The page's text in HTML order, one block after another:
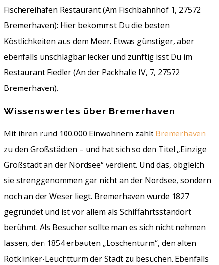
Fischereihafen Restaurant (Am Fischbahnhof 1, 27572
Bremerhaven): Hier bekommst Du die besten
Köstlichkeiten aus dem Meer. Etwas günstiger, aber
ebenfalls unschlagbar lecker und zünftig isst Du im
Restaurant Fiedler (An der Packhalle IV, 7, 27572
Bremerhaven).
Wissenswertes über Bremerhaven
Mit ihren rund 100.000 Einwohnern zählt Bremerhaven
zu den Großstädten – und hat sich so den Titel „Einzige
Großstadt an der Nordsee“ verdient. Und das, obgleich
sie strenggenommen gar nicht an der Nordsee, sondern
noch an der Weser liegt. Bremerhaven wurde 1827
gegründet und ist vor allem als Schiffahrtsstandort
berühmt. Als Besucher sollte man es sich nicht nehmen
lassen, den 1854 erbauten „Loschenturm“, den alten
Rotklinker-Leuchtturm der Stadt zu besuchen. Ebenfalls